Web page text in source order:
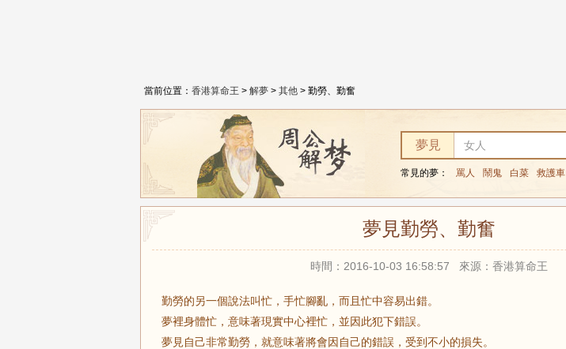
當前位置： 香港算命王 > 解夢 > 其他 > 勤勞、勤奮
夢見
常見的夢： 罵人 鬧鬼 白菜 救護車
夢見勤勞、勤奮
時間：2016-10-03 16:58:57 來源：香港算命王
勤勞的另一個說法叫忙，手忙腳亂，而且忙中容易出錯。
夢裡身體忙，意味著現實中心裡忙，並因此犯下錯誤。
夢見自己非常勤勞，就意味著將會因自己的錯誤，受到不小的損失。